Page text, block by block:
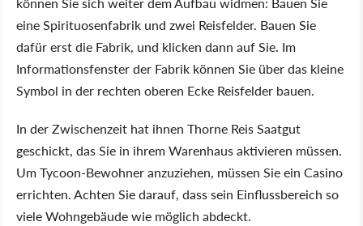
eine Spirituosenfabrik und zwei Reisfelder. Bauen Sie
dafür erst die Fabrik, und klicken dann auf Sie. Im
Informationsfenster der Fabrik können Sie über das kleine
Symbol in der rechten oberen Ecke Reisfelder bauen.
In der Zwischenzeit hat ihnen Thorne Reis Saatgut
geschickt, das Sie in ihrem Warenhaus aktivieren müssen.
Um Tycoon-Bewohner anzuziehen, müssen Sie ein Casino
errichten. Achten Sie darauf, dass sein Einflussbereich so
viele Wohngebäude wie möglich abdeckt.